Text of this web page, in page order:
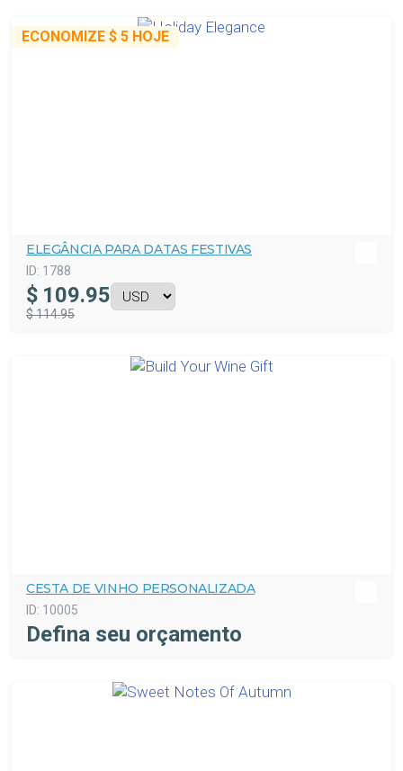
ECONOMIZE $ 5 HOJE
ELEGÂNCIA PARA DATAS FESTIVAS
ID: 1788
$ 109.95
$ 114.95
CESTA DE VINHO PERSONALIZADA
ID: 10005
Defina seu orçamento